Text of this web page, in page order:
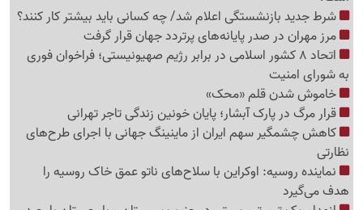
شرط جدید بازنشستگی اعلام شد/ چه کسانی باید بیشتر کار کنند؟
مرز مهران در صدر پایانه‌های پرتردد جهان قرار گرفت
اتحاد 8 کشور اسلامی در برابر رژیم صهیونیستی؛ فراخوان فوری
به شورای امنیت
خاموش شدن قلم «محک»
قرار مرگ در پارک آبشار؛ پایان خونین زندگی تاجر تهرانی
کاهش چشمگیر سهم ایران از ماینینگ جهانی با اجرای طرح‌های
نظارتی
نماینده روسیه: اوکراین با سلاح‌های ناتو عمق خاک روسیه را
هدف می‌گیرد